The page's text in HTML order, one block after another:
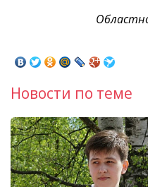
Новости по теме